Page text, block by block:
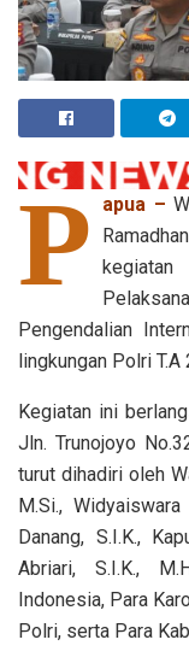
P apua –
Pengendalian
lingkungan Polri
Kegiatan ini
Jln. Trunojoyo
turut dihadiri oleh
M.Si.,
Danang, S.I.K.,
Abriari, S.I.K.,
Indonesia, Para
Polri, serta Para